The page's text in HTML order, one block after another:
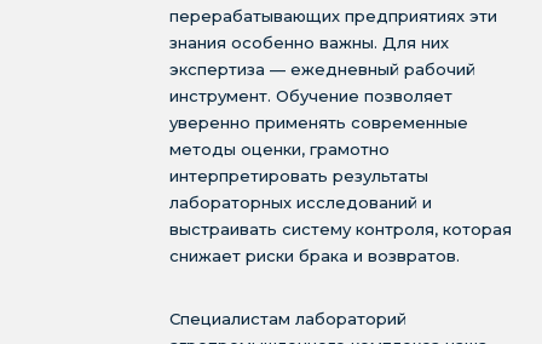
перерабатывающих предприятиях эти
знания особенно важны. Для них
экспертиза — ежедневный рабочий
инструмент. Обучение позволяет
уверенно применять современные
методы оценки, грамотно
интерпретировать результаты
лабораторных исследований и
выстраивать систему контроля, которая
снижает риски брака и возвратов.
Специалистам лабораторий